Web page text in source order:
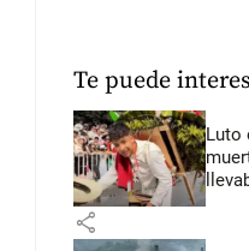
Te puede
Luto
share